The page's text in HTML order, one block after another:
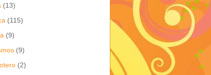
(13)
(115)
(9)
(9)
(2)